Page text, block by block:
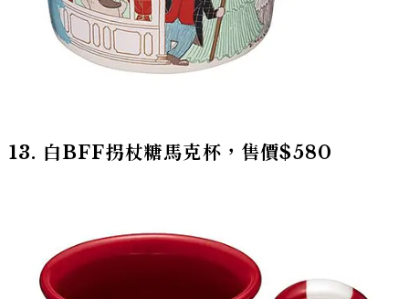
13. 白BFF拐杖糖馬克杯，售價$580